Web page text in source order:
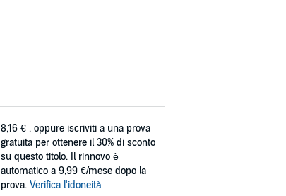
8,16 € , oppure iscriviti a una prova
gratuita per ottenere il 30% di sconto
su questo titolo. Il rinnovo è
automatico a 9,99 €/mese dopo la
prova. Verifica l'idoneità